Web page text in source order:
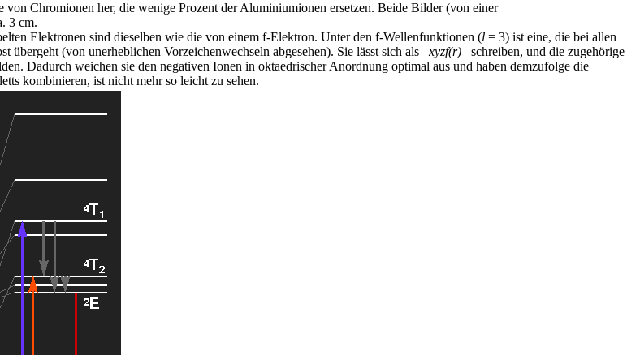
Chromionen her, die wenige Prozent der Aluminiumionen ersetzen. Beide Bilder (von einer
3 cm.
Elektronen sind dieselben wie die von einem f-Elektron. Unter den f-Wellenfunktionen (l = 3) ist eine, die bei allen
übergeht (von unerheblichen Vorzeichenwechseln abgesehen). Sie lässt sich als xyzf(r) schreiben, und die zugehörige
Dadurch weichen sie den negativen Ionen in oktaedrischer Anordnung optimal aus und haben demzufolge die
kombinieren, ist nicht mehr so leicht zu sehen.